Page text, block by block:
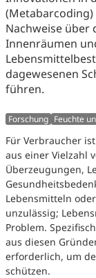
Nachweise über
Innenräumen
dagewesenen
führen.
Forschung Feuchte
Für Verbraucher
aus einer Vielzahl
Überzeugungen,
Lebensmitteln
unzulässig;
Problem.
aus diesen
erforderlich, um
schützen.